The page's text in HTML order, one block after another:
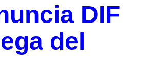
DIF
del